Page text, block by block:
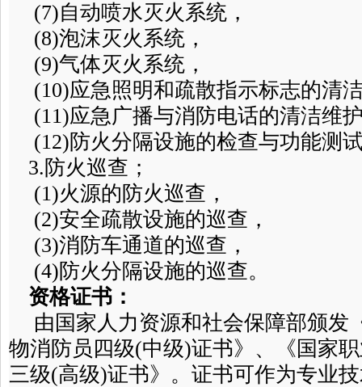
(7)自动喷水灭火系统，
(8)泡沫灭火系统，
(9)气体灭火系统，
(10)应急照明和疏散指示标志的清
(11)应急广播与消防电话的清洁维
(12)防火分隔设施的检查与功能测
3.防火巡查；
(1)火源的防火巡查，
(2)安全疏散设施的巡查，
(3)消防车通道的巡查，
(4)防火分隔设施的巡查。
资格证书：
由国家人力资源和社会保障部颁发
物消防员四级(中级)证书》、《国家
三级(高级)证书》。证书可作为专业